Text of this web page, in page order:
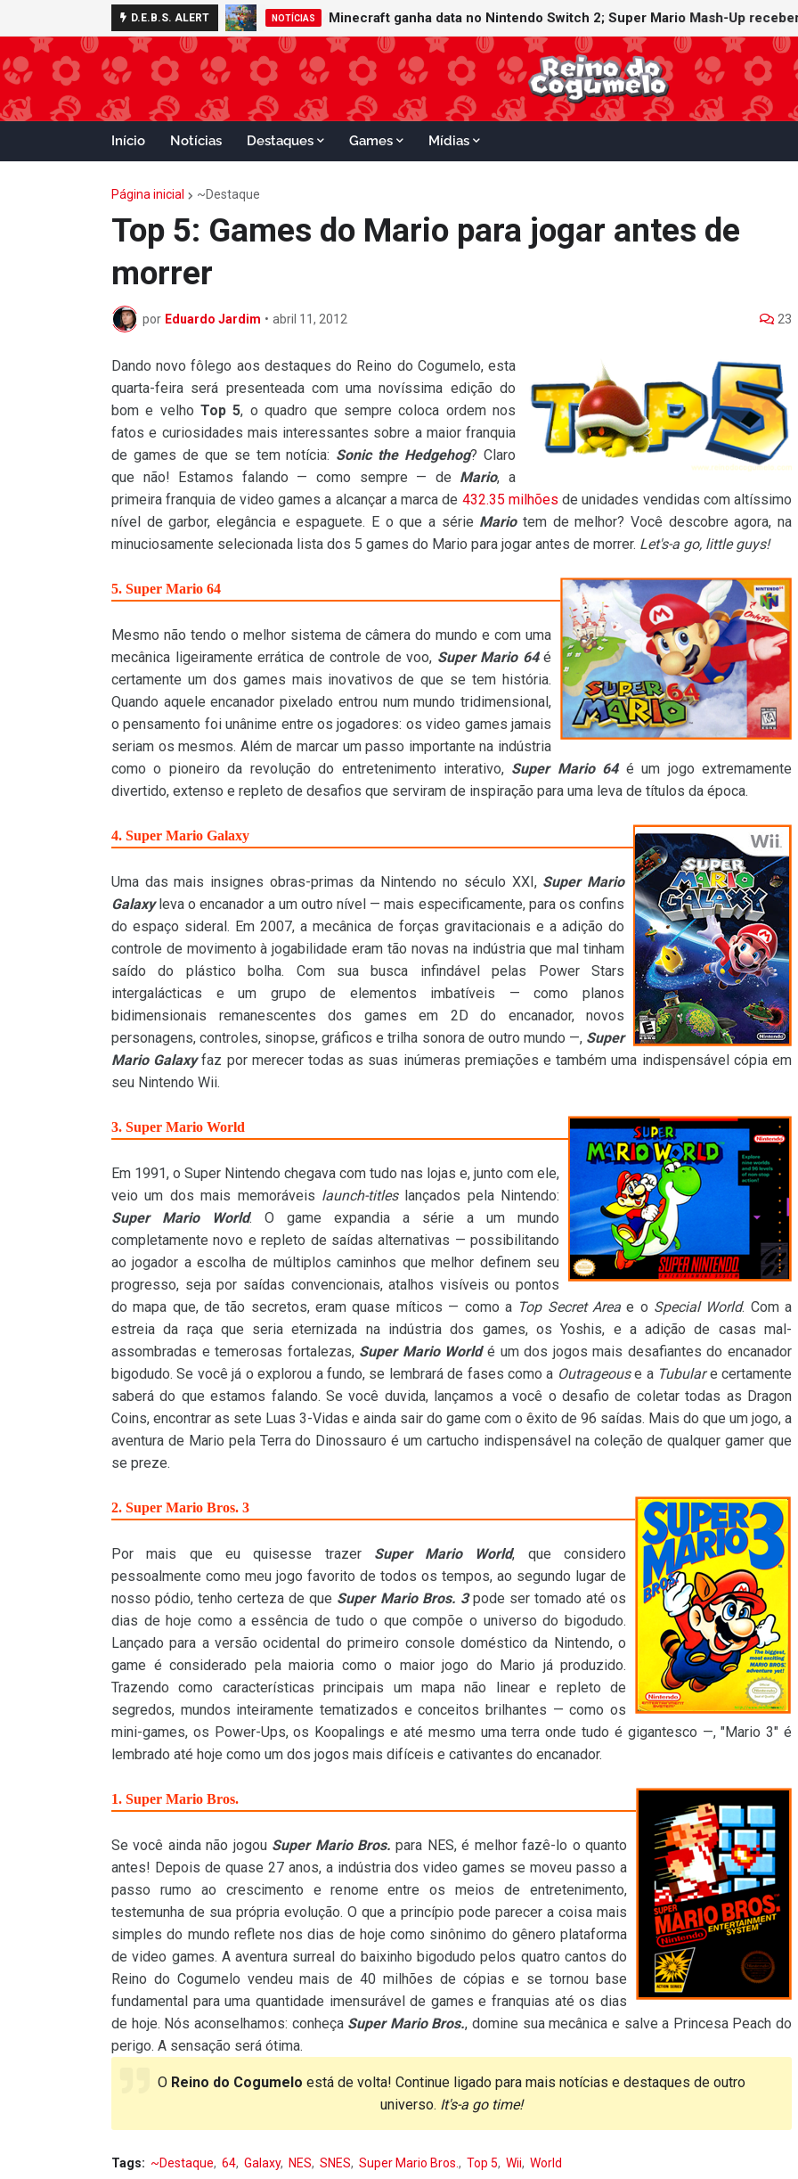
D.E.B.S. ALERT NOTÍCIAS Minecraft ganha data no Nintendo Switch 2; Super Mario Mash-Up
Início Notícias Destaques Games Mídias
Página inicial ~Destaque
Top 5: Games do Mario para jogar antes de
morrer
por Eduardo Jardim • abril 11, 2012 23
Dando novo fôlego aos destaques do Reino do Cogumelo, esta
quarta-feira será presenteada com uma novíssima edição do
bom e velhoTop 5, o quadro que sempre coloca ordem nos
fatos e curiosidades mais interessantes sobre a maior franquia
de games de que se tem notícia: Sonic the Hedgehog? Claro
que não! Estamos falando — como sempre — de Mario, a
primeira franquia de video games a alcançar a marca de 432.35 milhões de unidades vendidas com altíssimo
nível de garbor, elegância e espaguete. E o que a série Mariotem de melhor? Você descobre agora, na
minuciosamente selecionada lista dos 5 games do Mario para jogar antes de morrer. Let's-a go, little guys!
5. Super Mario 64
Mesmo não tendo o melhor sistema de câmera do mundo e com uma
mecânica ligeiramente errática de controle de voo, Super Mario 64é
certamente um dos games mais inovativos de que se tem história.
Quando aquele encanador pixelado entrou num mundo tridimensional,
o pensamento foi unânime entre os jogadores: os video games jamais
seriam os mesmos. Além de marcar um passo importante na indústria
como o pioneiro da revolução do entretenimento interativo, Super Mario 64é um jogo extremamente
divertido, extenso e repleto de desafios que serviram de inspiração para uma leva de títulos da época.
4. Super Mario Galaxy
Uma das mais insignes obras-primas da Nintendo no século XXI, Super Mario
Galaxyleva o encanador a um outro nível — mais especificamente, para os confins
do espaço sideral. Em 2007, a mecânica de forças gravitacionais e a adição do
controle de movimento à jogabilidade eram tão novas na indústria que mal tinham
saído do plástico bolha. Com sua busca infindável pelas Power Stars
intergalácticas e um grupo de elementos imbatíveis — como planos
bidimensionais remanescentes dos games em 2D do encanador, novos
personagens, controles, sinopse, gráficos e trilha sonora de outro mundo —, Super
Mario Galaxyfaz por merecer todas as suas inúmeras premiações e também uma indispensável cópia em
seu Nintendo Wii.
3. Super Mario World
Em 1991, o Super Nintendo chegava com tudo nas lojas e, junto com ele,
veio um dos mais memoráveis launch-titleslançados pela Nintendo:
Super Mario World. O game expandia a série a um mundo
completamente novo e repleto de saídas alternativas — possibilitando
ao jogador a escolha de múltiplos caminhos que melhor definem seu
progresso, seja por saídas convencionais, atalhos visíveis ou pontos
do mapa que, de tão secretos, eram quase míticos — como a Top Secret Areae o Special World. Com a
estreia da raça que seria eternizada na indústria dos games, os Yoshis, e a adição de casas mal-
assombradas e temerosas fortalezas, Super Mario Worldé um dos jogos mais desafiantes do encanador
bigodudo. Se você já o explorou a fundo, se lembrará de fases como a Outrageouse a Tubulare certamente
saberá do que estamos falando. Se você duvida, lançamos a você o desafio de coletar todas as Dragon
Coins, encontrar as sete Luas 3-Vidas e ainda sair do game com o êxito de 96 saídas. Mais do que um jogo, a
aventura de Mario pela Terra do Dinossauro é um cartucho indispensável na coleção de qualquer gamer que
se preze.
2. Super Mario Bros. 3
Por mais que eu quisesse trazer Super Mario World, que considero
pessoalmente como meu jogo favorito de todos os tempos, ao segundo lugar de
nosso pódio, tenho certeza de que Super Mario Bros. 3pode ser tomado até os
dias de hoje como a essência de tudo o que compõe o universo do bigodudo.
Lançado para a versão ocidental do primeiro console doméstico da Nintendo, o
game é considerado pela maioria como o maior jogo do Mario já produzido.
Trazendo como características principais um mapa não linear e repleto de
segredos, mundos inteiramente tematizados e conceitos brilhantes — como os
mini-games, os Power-Ups, os Koopalings e até mesmo uma terra onde tudo é gigantesco —, "Mario 3" é
lembrado até hoje como um dos jogos mais difíceis e cativantes do encanador.
1. Super Mario Bros.
Se você ainda não jogou Super Mario Bros. para NES, é melhor fazê-lo o quanto
antes! Depois de quase 27 anos, a indústria dos video games se moveu passo a
passo rumo ao crescimento e renome entre os meios de entretenimento,
testemunha de sua própria evolução. O que a princípio pode parecer a coisa mais
simples do mundo reflete nos dias de hoje como sinônimo do gênero plataforma
de video games. A aventura surreal do baixinho bigodudo pelos quatro cantos do
Reino do Cogumelo vendeu mais de 40 milhões de cópias e se tornou base
fundamental para uma quantidade imensurável de games e franquias até os dias
de hoje. Nós aconselhamos: conheça Super Mario Bros., domine sua mecânica e salve a Princesa Peach do
perigo. A sensação será ótima.
O Reino do Cogumelo está de volta! Continue ligado para mais notícias e destaques de outro
universo. It's-a go time!
Tags: ~Destaque 64 Galaxy NES SNES Super Mario Bros. Top 5 Wii World